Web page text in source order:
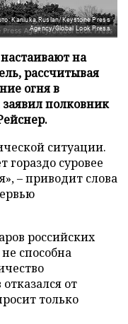
Kaniuka Ruslan/Keystone Press
Agency/Global Look Press
на
рассчитывая
огня в
полковник
ситуации.
гораздо суровее
– приводит слова
российских
способна
от
только